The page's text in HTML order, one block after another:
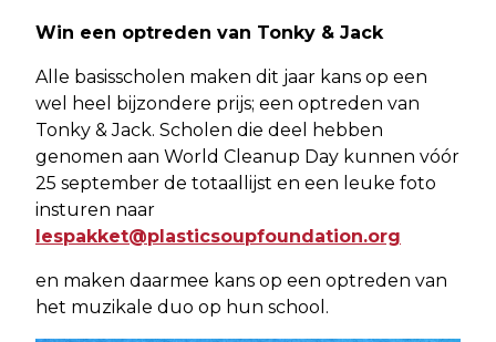
Win een optreden van Tonky & Jack
Alle basisscholen maken dit jaar kans op een
wel heel bijzondere prijs; een optreden van
Tonky & Jack. Scholen die deel hebben
genomen aan World Cleanup Day kunnen vóór
25 september de totaallijst en een leuke foto
insturen naar
lespakket@plasticsoupfoundation.org
en maken daarmee kans op een optreden van
het muzikale duo op hun school.